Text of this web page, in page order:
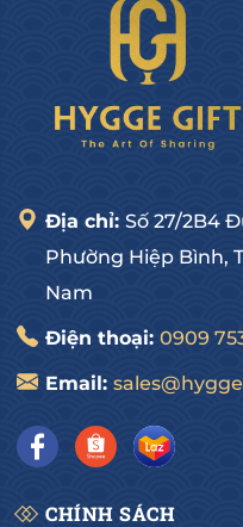
Địa chỉ: Số 27/2B4
Phường Hiệp Bình,
Nam
Điện thoại: 0909
Email:
CHÍNH SÁCH